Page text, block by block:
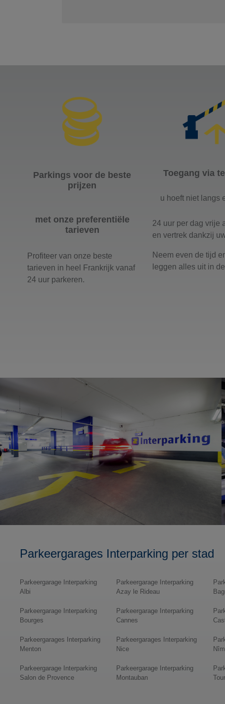
Parkings voor de beste
prijzen
met onze preferentiële
tarieven
Profiteer van onze beste
tarieven in heel Frankrijk vanaf
24 uur parkeren.
Toegang via
u hoeft niet langs
24 uur per dag vrije
en vertrek dankzij
Neem even de tijd
leggen alles uit in de
Parkeergarages Interparking per stad
Parkeergarage Interparking
Albi
Parkeergarage Interparking
Azay le Rideau
Parkeergarage Interparking
Bourges
Parkeergarage Interparking
Cannes
Parkeergarages Interparking
Menton
Parkeergarages Interparking
Nice
Parkeergarage Interparking
Salon de Provence
Parkeergarage Interparking
Montauban